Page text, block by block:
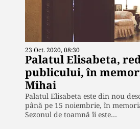
23 Oct. 2020, 08:30
Palatul Elisabeta,
publicului, în
Mihai
Palatul Elisabeta este din nou
până pe 15 noiembrie, în
Sezonul de toamnă îi este…